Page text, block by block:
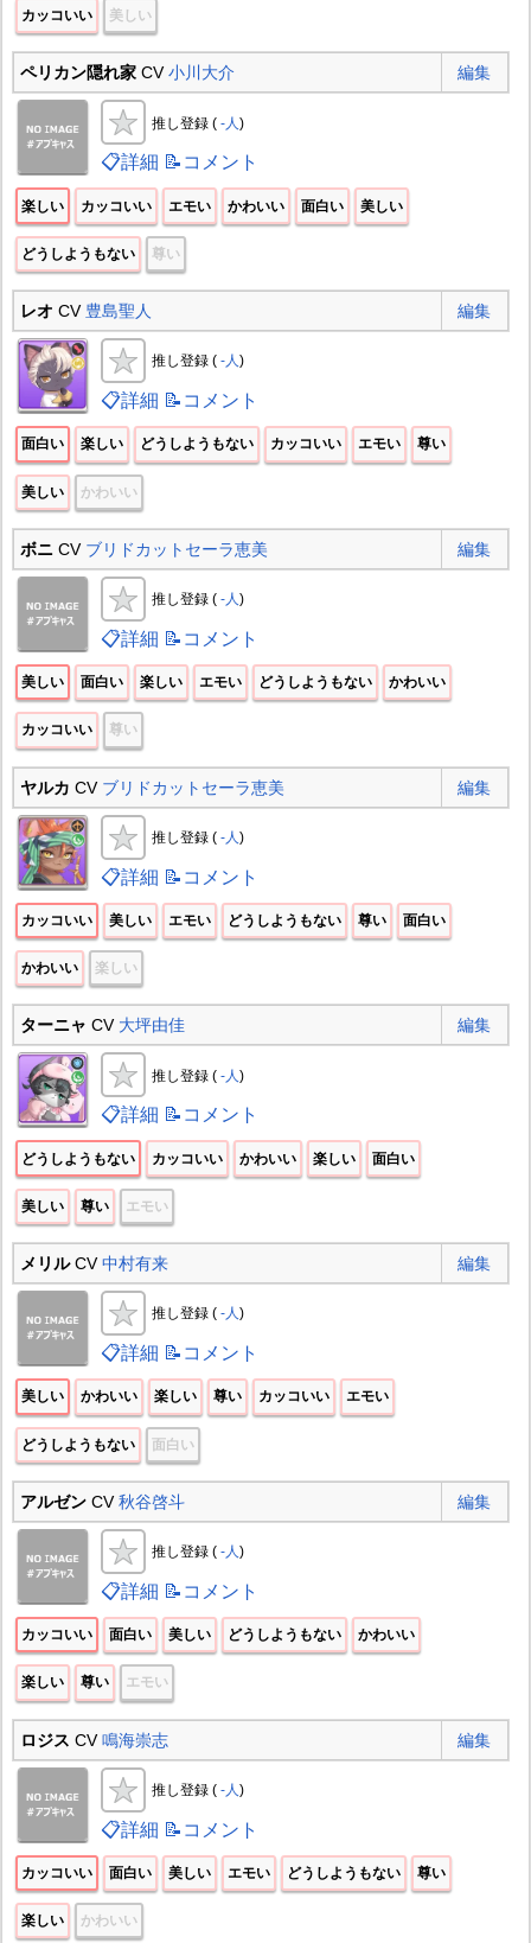
カッコいい 美しい
ペリカン隠れ家CV小川大介 編集
推し登録 ( -人 )
📋詳細 📝コメント
楽しい カッコいい エモい かわいい 面白い 美しい
どうしようもない 尊い
レオ CV 豊島聖人 編集
推し登録 ( -人)
📋詳細 📝コメント
面白い 楽しい どうしようもない カッコいい エモい 尊い
美しい かわいい
ボニCV ブリドカットセーラ恵美 編集
推し登録 ( -人)
📋詳細 📝コメント
美しい 面白い 楽しい エモい どうしようもない かわいい
カッコいい 尊い
ヤルカ CV ブリドカットセーラ恵美 編集
推し登録 ( -人)
📋詳細 📝コメント
カッコいい 美しい エモい どうしようもない 尊い 面白い
かわいい 楽しい
ターニャ CV 大坪由佳 編集
推し登録 ( -人 )
📋詳細 📝コメント
どうしようもない カッコいい かわいい 楽しい 面白い
美しい 尊い エモい
メリルCV中村有来 編集
推し登録 ( -人)
📋詳細 📝コメント
美しい かわいい 楽しい 尊い カッコいい エモい
どうしようもない 面白い
アルゼンCV秋谷啓斗 編集
推し登録 ( -人)
📋詳細 📝コメント
カッコいい 面白い 美しい どうしようもない かわいい
楽しい 尊い エモい
ロジス CV鳴海崇志 編集
推し登録 ( -人)
📋詳細 📝コメント
カッコいい 面白い 美しい エモい どうしようもない 尊い
楽しい かわいい